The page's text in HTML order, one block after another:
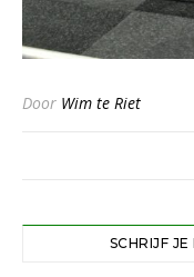
Door Wim te Riet
SCHRIJF